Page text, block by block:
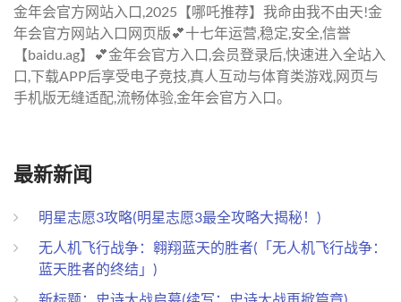
金年会官方网站入口,2025【哪吒推荐】我命由我不由天!金
年会官方网站入口网页版💕十七年运营,稳定,安全,信誉
【baidu.ag】💕金年会官方入口,会员登录后,快速进入全站入
口,下载APP后享受电子竞技,真人互动与体育类游戏,网页与
手机版无缝适配,流畅体验,金年会官方入口。
最新新闻
明星志愿3攻略(明星志愿3最全攻略大揭秘！)
无人机飞行战争：翱翔蓝天的胜者(「无人机飞行战争：
蓝天胜者的终结」)